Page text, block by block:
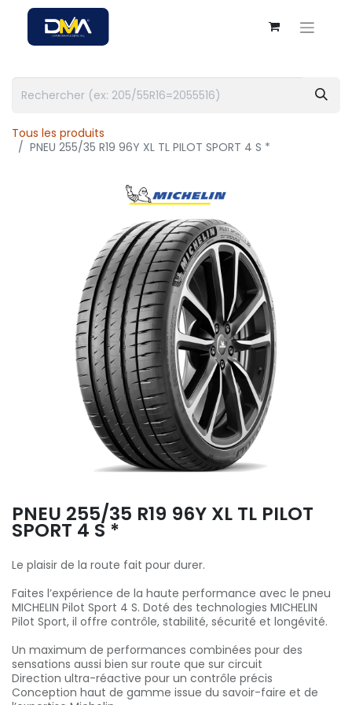
Tous les produits
PNEU 255/35 R19 96Y XL TL PILOT SPORT 4 S *
PNEU 255/35 R19 96Y XL TL PILOT
SPORT 4 S *
Le plaisir de la route fait pour durer.
Faites l’expérience de la haute performance avec le pneu
MICHELIN Pilot Sport 4 S. Doté des technologies MICHELIN
Pilot Sport, il offre contrôle, stabilité, sécurité et longévité.
Un maximum de performances combinées pour des
sensations aussi bien sur route que sur circuit
Direction ultra-réactive pour un contrôle précis
Conception haut de gamme issue du savoir-faire et de